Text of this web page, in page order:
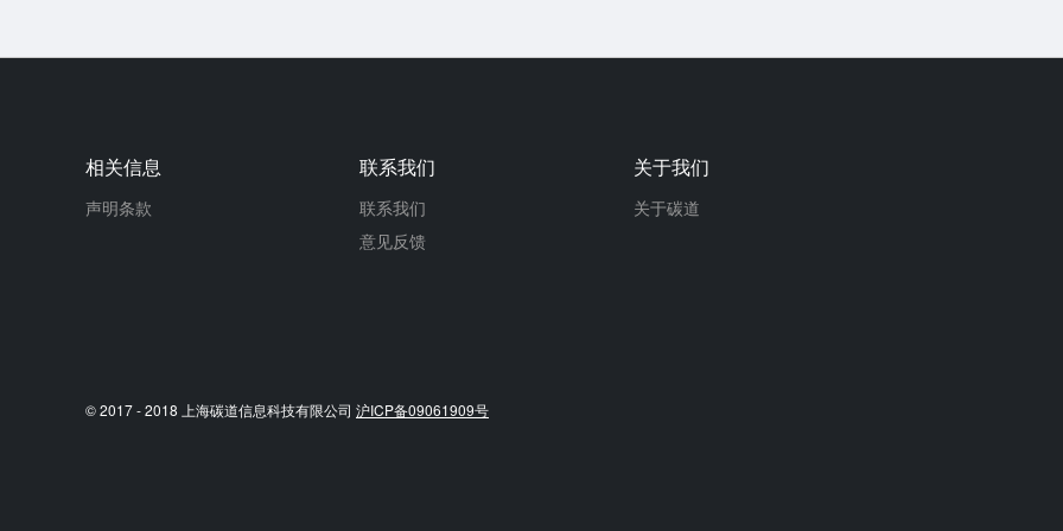
相关信息
声明条款
联系我们
联系我们
意见反馈
关于我们
关于碳道
© 2017 - 2018 上海碳道信息科技有限公司 沪ICP备09061909号